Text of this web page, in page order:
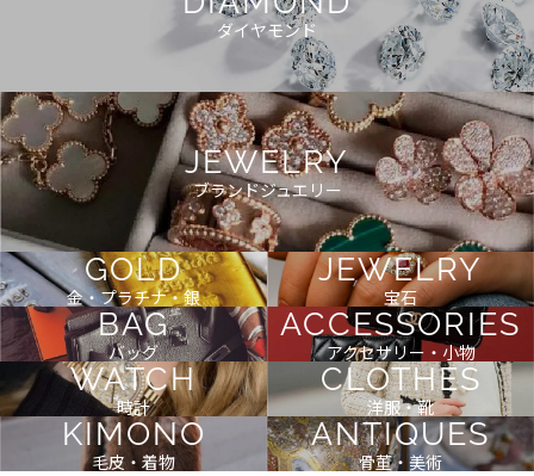
ダイヤモンド
JEWELRY
ブランドジュエリー
GOLD
金・プラチナ・銀
JEWELRY
宝石
BAG
バッグ
ACCESSORIES
アクセサリー・小物
WATCH
時計
CLOTHES
洋服・靴
KIMONO
毛皮・着物
ANTIQUES
骨董・美術